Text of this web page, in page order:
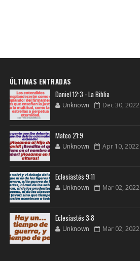
ÚLTIMAS ENTRADAS
Daniel 12:3 - La Biblia
Unknown Dec 30, 2022
Mateo 21:9
Unknown Apr 10, 2022
Eclesiastés 9:11
Unknown Mar 02, 2022
Eclesiastés 3:8
Unknown Mar 02, 2022